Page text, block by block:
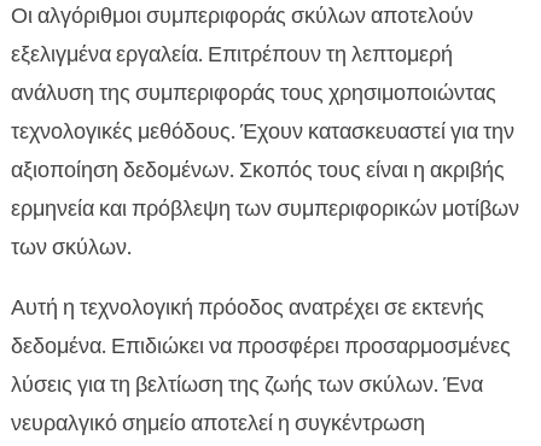
Οι αλγόριθμοι συμπεριφοράς σκύλων αποτελούν
εξελιγμένα εργαλεία. Επιτρέπουν τη λεπτομερή
ανάλυση της συμπεριφοράς τους χρησιμοποιώντας
τεχνολογικές μεθόδους. Έχουν κατασκευαστεί για την
αξιοποίηση δεδομένων. Σκοπός τους είναι η ακριβής
ερμηνεία και πρόβλεψη των συμπεριφορικών μοτίβων
των σκύλων.
Αυτή η τεχνολογική πρόοδος ανατρέχει σε εκτενής
δεδομένα. Επιδιώκει να προσφέρει προσαρμοσμένες
λύσεις για τη βελτίωση της ζωής των σκύλων. Ένα
νευραλγικό σημείο αποτελεί η συγκέντρωση